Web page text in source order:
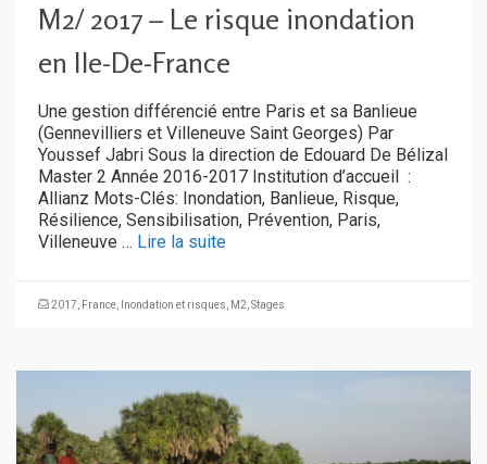
M2/ 2017 – Le risque inondation
en Ile-De-France
Une gestion différencié entre Paris et sa Banlieue
(Gennevilliers et Villeneuve Saint Georges) Par
Youssef Jabri Sous la direction de Edouard De Bélizal
Master 2 Année 2016-2017 Institution d’accueil :
Allianz Mots-Clés: Inondation, Banlieue, Risque,
Résilience, Sensibilisation, Prévention, Paris,
Villeneuve … Lire la suite
2017 France Inondation et risques M2 Stages